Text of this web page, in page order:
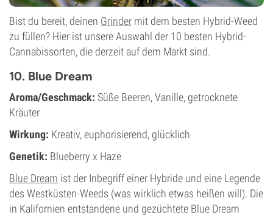
Bist du bereit, deinen Grinder mit dem besten Hybrid-Weed
zu füllen? Hier ist unsere Auswahl der 10 besten Hybrid-
Cannabissorten, die derzeit auf dem Markt sind.
10. Blue Dream
Aroma/Geschmack: Süße Beeren, Vanille, getrocknete
Kräuter
Wirkung: Kreativ, euphorisierend, glücklich
Genetik: Blueberry x Haze
Blue Dream ist der Inbegriff einer Hybride und eine Legende
des Westküsten-Weeds (was wirklich etwas heißen will). Die
in Kalifornien entstandene und gezüchtete Blue Dream